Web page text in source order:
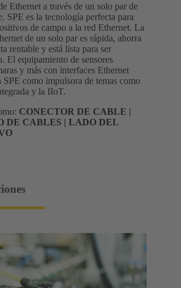
Ethernet a través de un solo par de
SPE es la tecnología perfecta para
de campo a la red Ethernet. La
de un solo par es rápida, ahorra
rentable y está lista para ser
El equipamiento de sensores
y más con interfaces Ethernet
SPE como impulsora de temas como
y la IIoT.
CONECTOR DE CABLE |
DE CABLES | LADO DEL